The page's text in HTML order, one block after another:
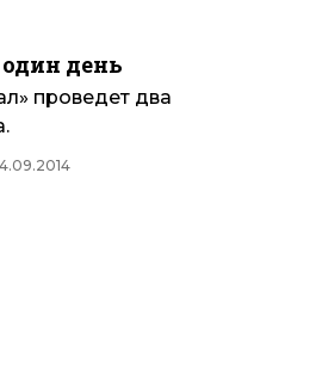
день
проведет два